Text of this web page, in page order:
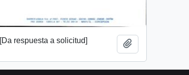
[Da respuesta a solicitud]